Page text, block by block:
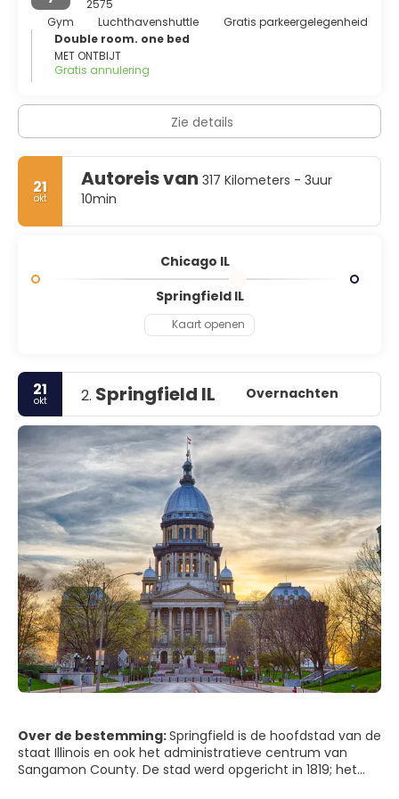
aan Lake Michigan gelegen, heeft een levendige sfeer
met entertainment, winkels en restaurants. Geen
Chicago-tour is compleet zonder het nachtleven te
noemen, dus sluit je dag af in een jazzclub en laat je
meevoeren door de heerlijke klanken van de muziek.
2575
Gym
Luchthavenshuttle
Gratis parkeergelegenheid
Double room. one bed
MET ONTBIJT
Gratis annulering
Zie details
21
okt
Autoreis van 317 Kilometers - 3uur
10min
Chicago IL
Springfield IL
Kaart openen
21
okt 2. Springfield IL Overnachten
Over de bestemming:Springfield is de hoofdstad van de
staat Illinois en ook het administratieve centrum van
Sangamon County. De stad werd opgericht in 1819; het